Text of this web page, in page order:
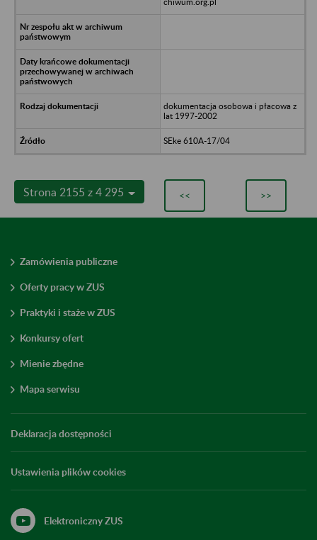
dokumentacja osobowa i płacowa z
lat 1997-2002
SEke 610A-17/04
Strona 2155 z 4 295 << >>
Zamówienia publiczne
Oferty pracy w ZUS
Praktyki i staże w ZUS
Konkursy ofert
Mienie zbędne
Mapa serwisu
Deklaracja dostępności
Ustawienia plików cookies
Elektroniczny ZUS